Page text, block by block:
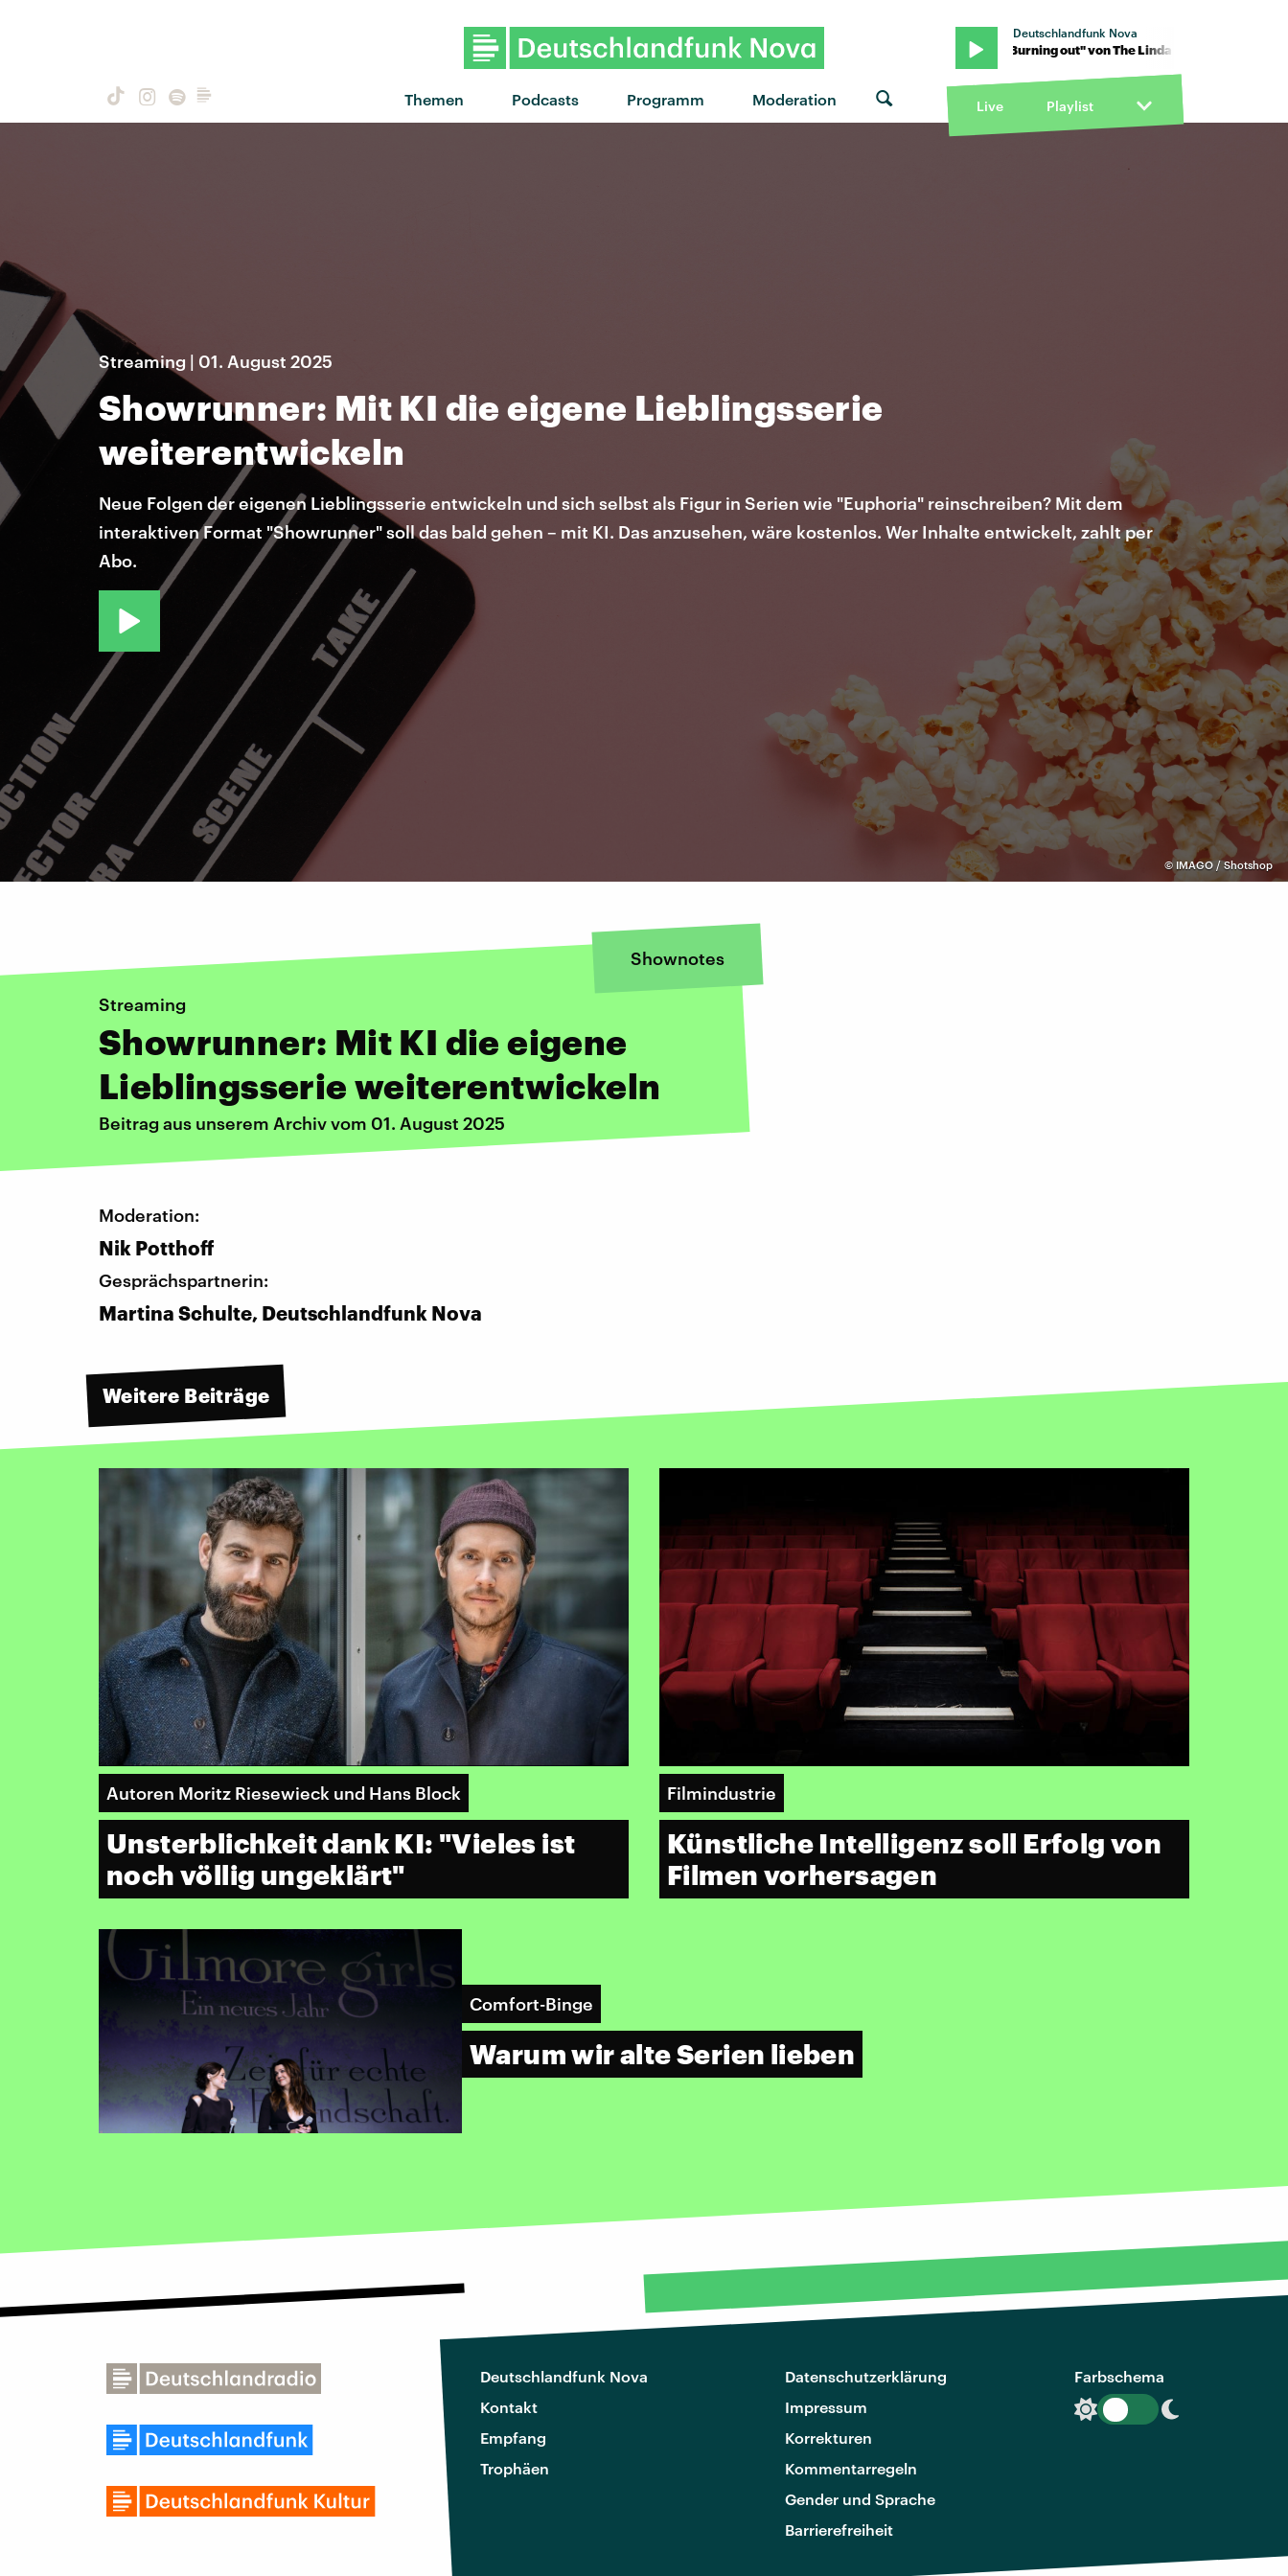
Themen Podcasts Programm Moderation
Deutschlandfunk Nova
"Burning out" von The Linda Lindas · "Burning out" von The Linda Lindas · "Burning out" von The
Live Playlist
© IMAGO / Shotshop
Streaming | 01. August 2025
Showrunner: Mit KI die eigene Lieblingsserie
weiterentwickeln
Neue Folgen der eigenen Lieblingsserie entwickeln und sich selbst als Figur in Serien wie "Euphoria" reinschreiben? Mit dem
interaktiven Format "Showrunner" soll das bald gehen – mit KI. Das anzusehen, wäre kostenlos. Wer Inhalte entwickelt, zahlt per
Abo.
Shownotes
Streaming
Showrunner: Mit KI die eigene
Lieblingsserie weiterentwickeln
Beitrag aus unserem Archiv vom 01. August 2025
Moderation:
Nik Potthoff
Gesprächspartnerin:
Martina Schulte, Deutschlandfunk Nova
Weitere Beiträge
Autoren Moritz Riesewieck und Hans Block
Unsterblichkeit dank KI: "Vieles ist
noch völlig ungeklärt"
Filmindustrie
Künstliche Intelligenz soll Erfolg von
Filmen vorhersagen
Comfort-Binge
Warum wir alte Serien lieben
Deutschlandfunk Nova
Kontakt
Empfang
Trophäen
Datenschutzerklärung
Impressum
Korrekturen
Kommentarregeln
Gender und Sprache
Barrierefreiheit
Farbschema